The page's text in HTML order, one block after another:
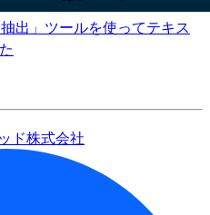
出」ツールを使ってテキス
ド株式会社